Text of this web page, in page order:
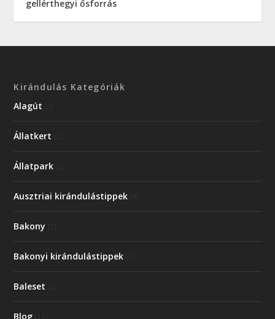
gellérthegyi ősforrás
Kirándulás Kategóriák
Alagút
Állatkert
Állatpark
Ausztriai kirándulástippek
Bakony
Bakonyi kirándulástippek
Baleset
Blog